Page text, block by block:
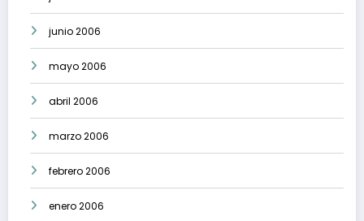
junio 2006
mayo 2006
abril 2006
marzo 2006
febrero 2006
enero 2006